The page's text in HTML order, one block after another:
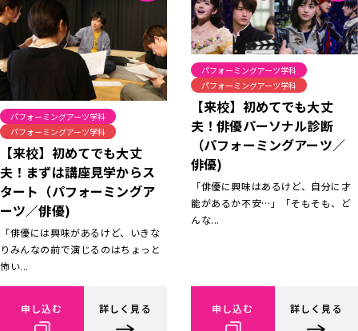
パフォーミングアーツ学科
パフォーミングアーツ学科
【来校】初めてでも大丈
夫！まずは講座見学からス
タート（パフォーミングア
ーツ／俳優)
「俳優には興味があるけど、いきな
りみんなの前で演じるのはちょっと
怖い...
申し込む 詳しく見る
パフォーミングアーツ学科
パフォーミングアーツ学科
【来校】初めてでも大丈
夫！俳優パーソナル診断
（パフォーミングアーツ／
俳優)
「俳優に興味はあるけど、自分に才
能があるか不安…」「そもそも、ど
んな...
申し込む 詳しく見る